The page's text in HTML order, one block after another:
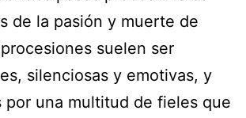
de la pasión y muerte de
suelen ser
silenciosas y emotivas, y
por una multitud de fieles que